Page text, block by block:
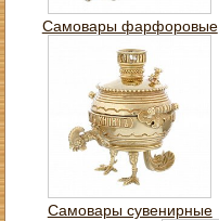
Самовары фарфоровые
Самовары сувенирные